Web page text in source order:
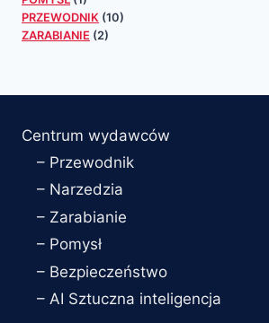
PRZEWODNIK (10)
ZARABIANIE (2)
Centrum wydawców
– Przewodnik
– Narzedzia
– Zarabianie
– Pomysł
– Bezpieczeństwo
– AI Sztuczna inteligencja